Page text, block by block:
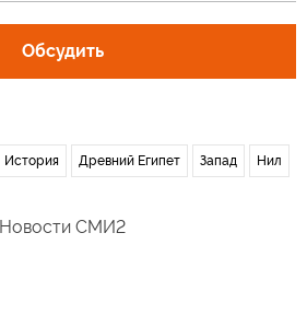
Обсудить
История Древний Египет Запад Нил
Новости СМИ2